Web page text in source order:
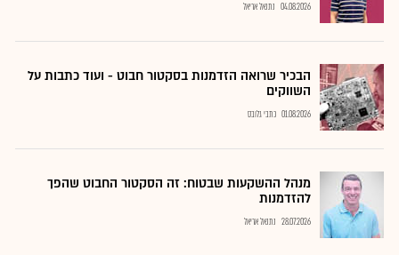
04.08.2026 נתנאל אריאל
הבכיר שרואה הזדמנות בסקטור חבוט - ועוד כתבות על
השווקים
01.08.2026 כתבי גלובס
מנהל ההשקעות שבטוח: זה הסקטור החבוט שהפך
להזדמנות
28.07.2026 נתנאל אריאל